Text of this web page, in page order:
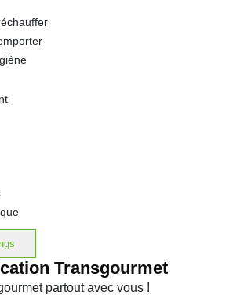
Transgourmet
partout avec vous !